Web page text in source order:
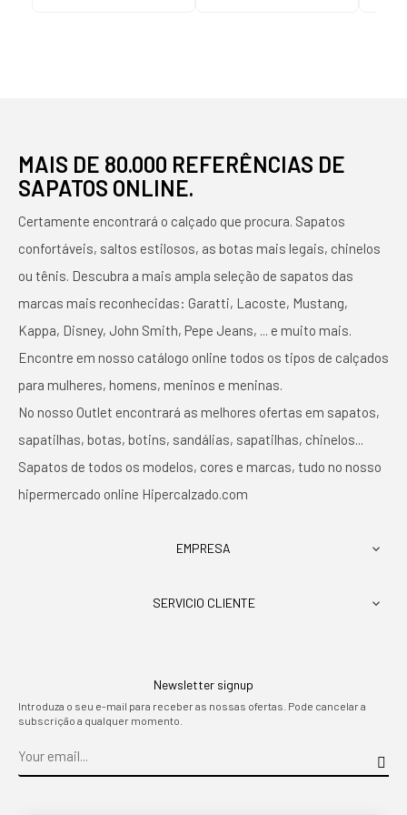
MAIS DE 80.000 REFERÊNCIAS DE
SAPATOS ONLINE.
Certamente encontrará o calçado que procura. Sapatos
confortáveis, saltos estilosos, as botas mais legais, chinelos
ou tênis. Descubra a mais ampla seleção de sapatos das
marcas mais reconhecidas: Garatti, Lacoste, Mustang,
Kappa, Disney, John Smith, Pepe Jeans, ... e muito mais.
Encontre em nosso catálogo online todos os tipos de calçados
para mulheres, homens, meninos e meninas.
No nosso Outlet encontrará as melhores ofertas em sapatos,
sapatilhas, botas, botins, sandálias, sapatilhas, chinelos...
Sapatos de todos os modelos, cores e marcas, tudo no nosso
hipermercado online Hipercalzado.com
EMPRESA 
SERVICIO CLIENTE 
Newsletter signup
Introduza o seu e-mail para receber as nossas ofertas. Pode cancelar a
subscrição a qualquer momento.